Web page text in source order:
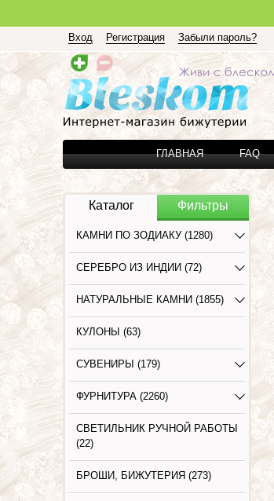
Вход Регистрация Забыли пароль?
ГЛАВНАЯ FAQ
Каталог Фильтры
КАМНИ ПО ЗОДИАКУ (1280)
СЕРЕБРО ИЗ ИНДИИ (72)
НАТУРАЛЬНЫЕ КАМНИ (1855)
КУЛОНЫ (63)
СУВЕНИРЫ (179)
ФУРНИТУРА (2260)
СВЕТИЛЬНИК РУЧНОЙ РАБОТЫ
(22)
БРОШИ, БИЖУТЕРИЯ (273)